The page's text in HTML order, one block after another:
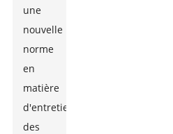
une
nouvelle
norme
en
matière
d'entretien
des